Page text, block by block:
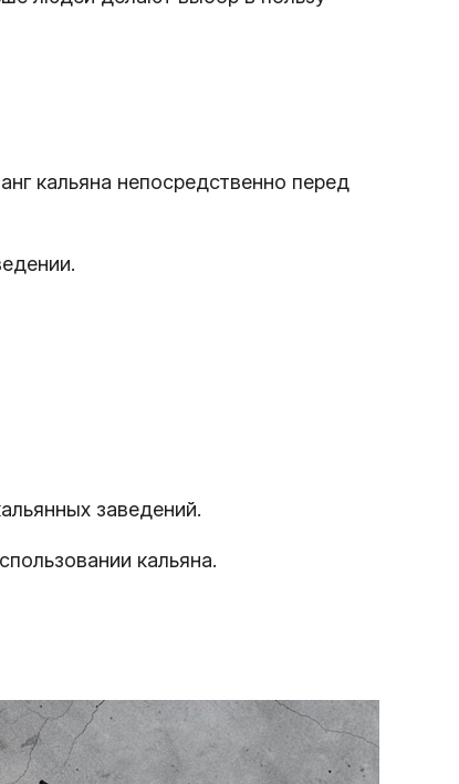
кальяна непосредственно перед
заведений.
кальяна.